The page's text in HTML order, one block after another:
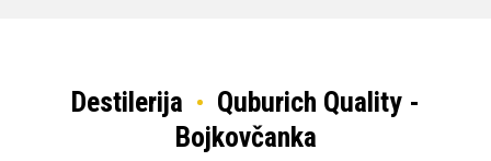
Destilerija
Quburich Quality -
Bojkovčanka